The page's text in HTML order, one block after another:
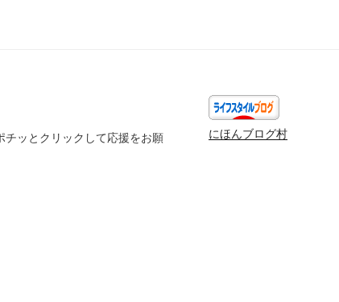
チッとクリックして応援をお願
にほんブログ村